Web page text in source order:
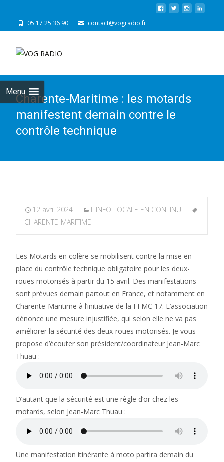
05 17 25 36 90 contact@vogradio.fr
Menu
Charente-Maritime : les motards
manifestent demain contre le
contrôle technique
12 avril 2024
L'INFO LOCALE EN CONTINU
CHARENTE-MARITIME
Les Motards en colère se mobilisent contre la mise en
place du contrôle technique obligatoire pour les deux-
roues motorisés à partir du 15 avril. Des manifestations
sont prévues demain partout en France, et notamment en
Charente-Maritime à l’initiative de la FFMC 17. L’association
dénonce une mesure injustifiée, qui selon elle ne va pas
améliorer la sécurité des deux-roues motorisés. Je vous
propose d’écouter son président/coordinateur Jean-Marc
Thuau :
D’autant que la sécurité est une règle d’or chez les
motards, selon Jean-Marc Thuau :
Une manifestation itinérante à moto partira demain du